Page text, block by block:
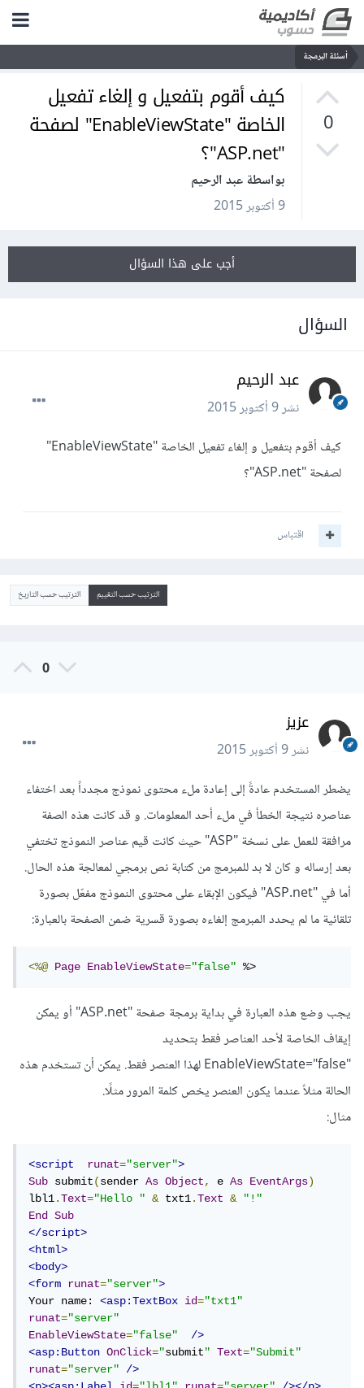
أسئلة البرمجة
0
كيف أقوم بتفعيل و إلغاء تفعيل
الخاصة "EnableViewState" لصفحة
"ASP.net"؟
بواسطة عبد الرحيم
9 أكتوبر 2015
أجب على هذا السؤال
السؤال
عبد الرحيم
نشر9 أكتوبر 2015
كيف أقوم بتفعيل و إلغاء تفعيل الخاصة "EnableViewState"
لصفحة "ASP.net"؟
اقتباس
الترتيب حسب التقييم الترتيب حسب التاريخ
0
عزيز
نشر9 أكتوبر 2015
يضطر المستخدم عادةً إلى إعادة ملء محتوى نموذج مجدداً بعد اختفاء
عناصره نتيجة الخطأ في ملء أحد المعلومات. و قد كانت هذه الصفة
مرافقة للعمل على نسخة "ASP" حيث كانت قيم عناصر النموذج تختفي
بعد إرساله و كان لا بد للمبرمج من كتابة نص برمجي لمعالجة هذه الحال.
أما في "ASP.net" فيكون الإبقاء على محتوى النموذج مفعّل بصورة
تلقائية ما لم يحدد المبرمج إلغاءه بصورة قسرية ضمن الصفحة بالعبارة:
<%@ Page EnableViewState="false" %>
يجب وضع هذه العبارة في بداية برمجة صفحة "ASP.net" أو يمكن
إيقاف الخاصة لأحد العناصر فقط بتحديد
"EnableViewState="false لهذا العنصر فقط. يمكن أن تستخدم هذه
الحالة مثلاً عندما يكون العنصر يخص كلمة المرور مثلًا.
مثال:
<script runat="server">
Sub submit(sender As Object, e As EventArgs)
lbl1.Text="Hello " & txt1.Text &
"!"
End
Sub
</script>
<html>
<body>
<form
runat="server">
Your name: <asp:TextBox id="txt1"
runat="server"
EnableViewState="false"
/>
<asp:Button
OnClick="submit" Text="Submit"
runat="server"
/>